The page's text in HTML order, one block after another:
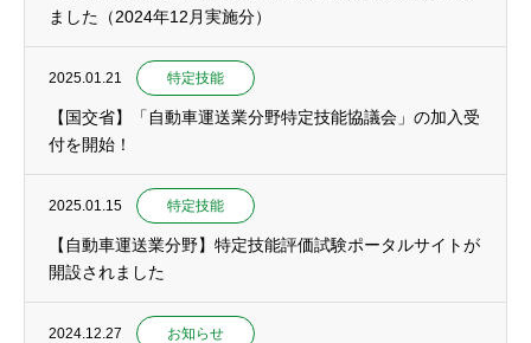
ました（2024年12月実施分）
2025.01.21 特定技能
【国交省】「自動車運送業分野特定技能協議会」の加入受
付を開始！
2025.01.15 特定技能
【自動車運送業分野】特定技能評価試験ポータルサイトが
開設されました
2024.12.27 お知らせ